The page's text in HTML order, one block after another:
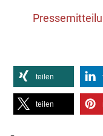
teilen
teilen